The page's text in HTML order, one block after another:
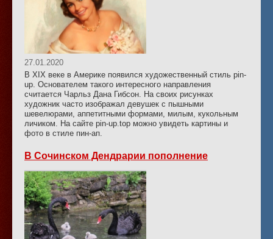
27.01.2020
В XIX веке в Америке появился художественный стиль pin-
up. Основателем такого интересного направления
считается Чарльз Дана Гибсон. На своих рисунках
художник часто изображал девушек с пышными
шевелюрами, аппетитными формами, милым, кукольным
личиком. На сайте pin-up.top можно увидеть картины и
фото в стиле пин-ап.
В Сочинском Дендрарии пополнение